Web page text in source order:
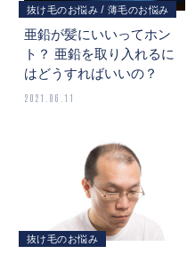
抜け毛のお悩み 薄毛のお悩み
亜鉛が髪にいいってホン
ト？ 亜鉛を取り入れるに
はどうすればいいの？
2021.06.11
抜け毛のお悩み